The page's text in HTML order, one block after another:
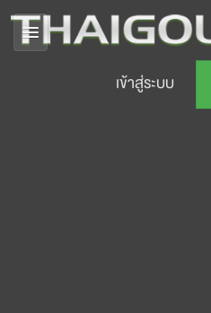
เข้าสู่ระบบ